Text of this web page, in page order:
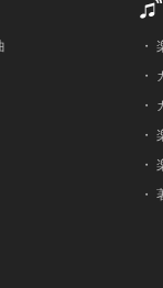
・
・
・
・
・
・